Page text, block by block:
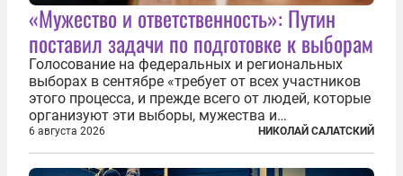
«Мужество и ответственность»: Путин
поставил задачи по подготовке к выборам
Голосование на федеральных и региональных
выборах в сентябре «требует от всех участников
этого процесса, и прежде всего от людей, которые
организуют эти выборы, мужества и
ответственного отношения к формированию
власти», — подчеркнул президент Владимир Путин
на состоявшейся 5 августа в Кремле...
6 августа 2026 НИКОЛАЙ САЛАТСКИЙ